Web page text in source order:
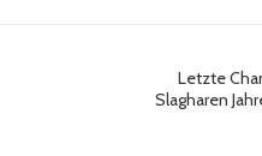
Letzte
Slagharen